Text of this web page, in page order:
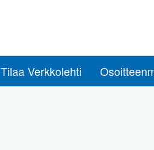
Tilaa Verkkolehti